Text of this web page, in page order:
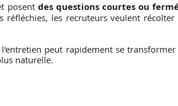
posent des questions courtes ou
réfléchies, les recruteurs veulent
peut rapidement se
naturelle.